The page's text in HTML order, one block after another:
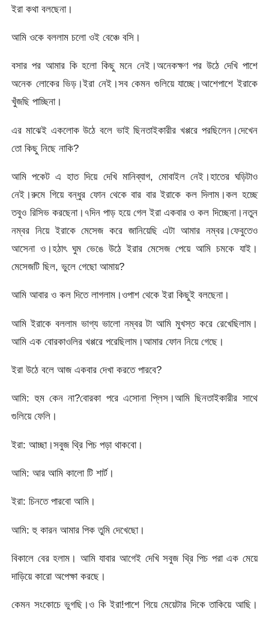
ইরা কথা বলছেনা।
আমি ওকে বললাম চলো ওই বেঞ্চে বসি।
বসার পর আমার কি হলো কিছু মনে নেই।অনেকক্ষণ পর উঠে দেখি পাশে
অনেক লোকের ভিড়।ইরা নেই।সব কেমন গুলিয়ে যাচ্ছে।আশেপাশে ইরাকে
খুঁজছি পাচ্ছিনা।
এর মাঝেই একলোক উঠে বলে ভাই ছিনতাইকারীর খপ্পরে পরছিলেন।দেখেন
তো কিছু নিছে নাকি?
আমি পকেট এ হাত দিয়ে দেখি মানিব্যাগ, মোবাইল নেই।হাতের ঘড়িটাও
নেই।রুমে গিয়ে বন্ধুর ফোন থেকে বার বার ইরাকে কল দিলাম।কল হচ্ছে
তবুও রিসিভ করছেনা।৭দিন পাড় হয়ে গেল ইরা একবার ও কল দিচ্ছেনা।নতুন
নম্বর নিয়ে ইরাকে মেসেজ করে জানিয়েছি এটা আমার নম্বর।ফেবুতেও
আসেনা ও।হঠাৎ ঘুম ভেঙে উঠে ইরার মেসেজ পেয়ে আমি চমকে যাই।
মেসেজটি ছিল, ভুলে গেছো আমায়?
আমি আবার ও কল দিতে লাগলাম।ওপাশ থেকে ইরা কিছুই বলছেনা।
আমি ইরাকে বললাম ভাগ্য ভালো নম্বর টা আমি মুখস্ত করে রেখেছিলাম।
আমি এক বোরকাওলির খপ্পরে পরেছিলাম।আমার ফোন নিয়ে গেছে।
ইরা উঠে বলে আজ একবার দেখা করতে পারবে?
আমি: হুম কেন না?বোরকা পরে এসোনা প্লিস।আমি ছিনতাইকারীর সাথে
গুলিয়ে ফেলি।
ইরা: আচ্ছা।সবুজ থ্রি পিচ পড়া থাকবো।
আমি: আর আমি কালো টি শার্ট।
ইরা: চিনতে পারবো আমি।
আমি: হু কারন আমার পিক তুমি দেখেছো।
বিকালে বের হলাম। আমি যাবার আগেই দেখি সবুজ থ্রি পিচ পরা এক মেয়ে
দাড়িয়ে কারো অপেক্ষা করছে।
কেমন সংকোচে ভুগছি।ও কি ইরা!পাশে গিয়ে মেয়েটার দিকে তাকিয়ে আছি।